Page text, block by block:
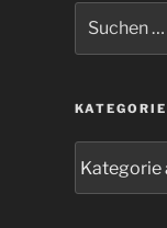
nach: